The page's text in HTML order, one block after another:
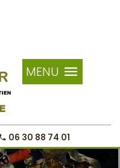
MENU
06 30 88 74 01